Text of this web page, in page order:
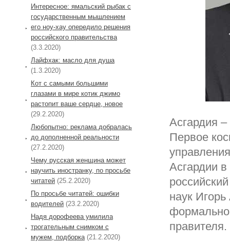
Асгардия
Первое
Асгардии
наук
Интересное: ямальский рыбак с
государственным мышлением
его ноу-хау опередило решения
российского правительства
(3.3.2020)
Лайфхак: масло для душа
(1.3.2020)
Кот с самыми большими
глазами в мире котик джимо
растопит ваше сердце, новое
(29.2.2020)
Любопытно: реклама добралась
до дополненной реальности
(27.2.2020)
Чему русская женщина может
научить иностранку, по просьбе
читатей (25.2.2020)
По просьбе читатей: ошибки
водителей (23.2.2020)
Надя дорофеева умилила
трогательным снимком с
мужем, подборка (21.2.2020)